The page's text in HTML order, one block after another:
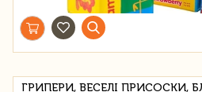
ГРИПЕРИ, ВЕСЕЛІ ПРИСОСКИ,